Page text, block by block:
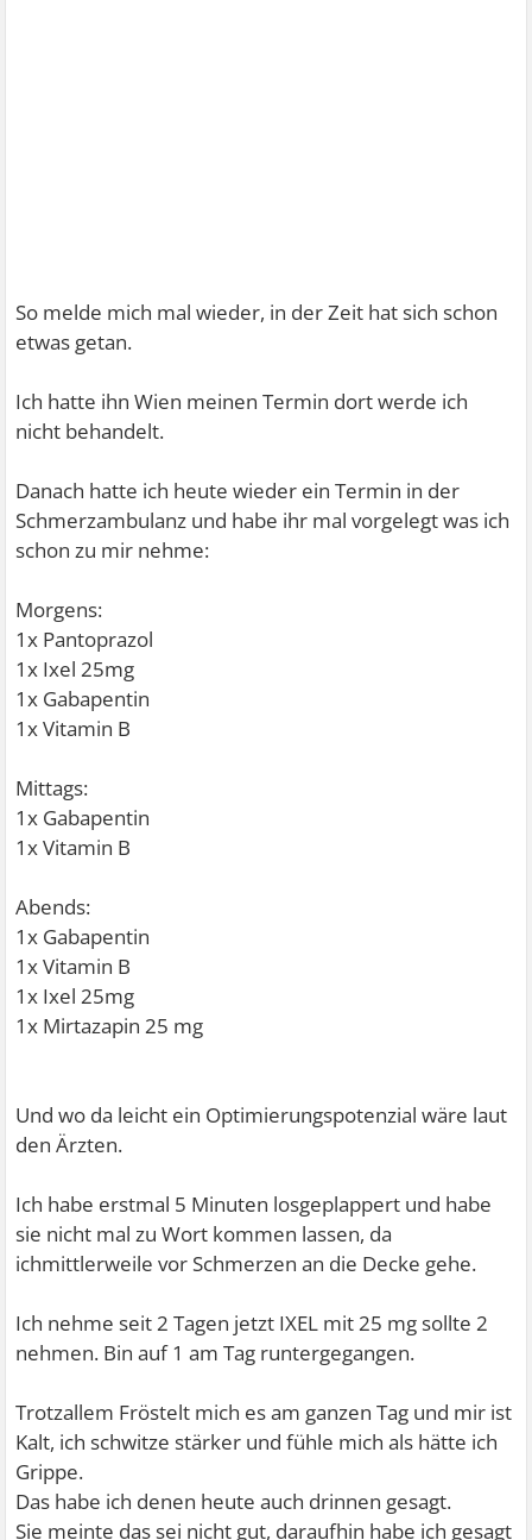
So melde mich mal wieder, in der Zeit hat sich schon
etwas getan.
Ich hatte ihn Wien meinen Termin dort werde ich
nicht behandelt.
Danach hatte ich heute wieder ein Termin in der
Schmerzambulanz und habe ihr mal vorgelegt was ich
schon zu mir nehme:
Morgens:
1x Pantoprazol
1x Ixel 25mg
1x Gabapentin
1x Vitamin B
Mittags:
1x Gabapentin
1x Vitamin B
Abends:
1x Gabapentin
1x Vitamin B
1x Ixel 25mg
1x Mirtazapin 25 mg
Und wo da leicht ein Optimierungspotenzial wäre laut
den Ärzten.
Ich habe erstmal 5 Minuten losgeplappert und habe
sie nicht mal zu Wort kommen lassen, da
ichmittlerweile vor Schmerzen an die Decke gehe.
Ich nehme seit 2 Tagen jetzt IXEL mit 25 mg sollte 2
nehmen. Bin auf 1 am Tag runtergegangen.
Trotzallem Fröstelt mich es am ganzen Tag und mir ist
Kalt, ich schwitze stärker und fühle mich als hätte ich
Grippe.
Das habe ich denen heute auch drinnen gesagt.
Sie meinte das sei nicht gut, daraufhin habe ich gesagt